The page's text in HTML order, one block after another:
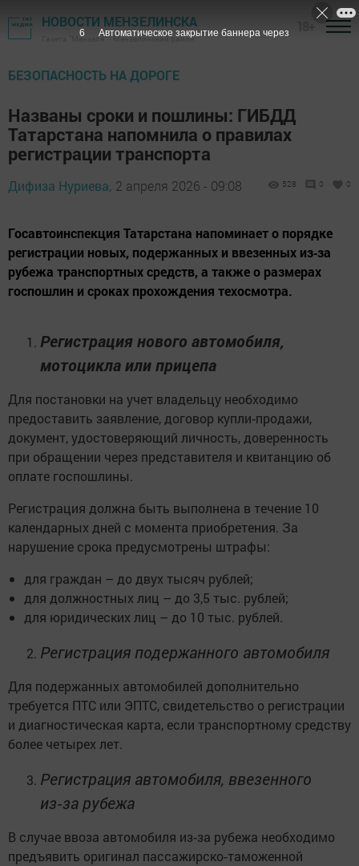
НОВОСТИ МЕНЗЕЛИНСКА
Газета "Мензеля" - Мензелинский район
БЕЗОПАСНОСТЬ НА ДОРОГЕ
Названы сроки и пошлины: ГИБДД
Татарстана напомнила о правилах
регистрации транспорта
Дифиза Нуриева, 2 апреля 2026 - 09:08 528 0 0
Госавтоинспекция Татарстана напоминает о порядке
регистрации новых, подержанных и ввезенных из‑за
рубежа транспортных средств, а также о размерах
госпошлин и сроках прохождения техосмотра.
Регистрация нового автомобиля,
мотоцикла или прицепа
Для постановки на учет владельцу необходимо
предоставить заявление, договор купли‑продажи,
документ, удостоверяющий личность, доверенность
при обращении через представителя и квитанцию об
оплате госпошлины.
Регистрация должна быть выполнена в течение 10
календарных дней с момента приобретения. За
нарушение срока предусмотрены штрафы:
для граждан – до двух тысяч рублей;
для должностных лиц – до 3,5 тыс. рублей;
для юридических лиц – до 10 тыс. рублей.
Регистрация подержанного автомобиля
Для подержанных автомобилей дополнительно
требуется ПТС или ЭПТС, свидетельство о регистрации
и диагностическая карта, если транспортному средству
более четырех лет.
Регистрация автомобиля, ввезенного
из‑за рубежа
В случае ввоза автомобиля из‑за рубежа необходимо
предъявить оригинал пассажирско‑таможенной
4 Автоматическое закрытие баннера через